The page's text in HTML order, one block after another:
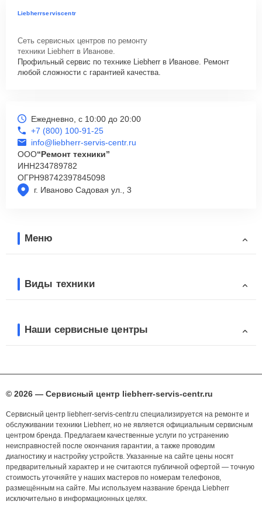
Liebherrserviscentr
Сеть сервисных центров по ремонту
техники Liebherr в Иванове.
Профильный сервис по технике Liebherr в Иванове. Ремонт
любой сложности с гарантией качества.
г. Иваново Садовая ул., 3
Ежедневно, с 10:00 до 20:00
+7 (800) 100-91-25
info@liebherr-servis-centr.ru
ООО“Ремонт техники”
ИНН234789782
ОГРН98742397845098
Меню
Виды техники
Наши сервисные центры
© 2026 — Сервисный центр liebherr-servis-centr.ru
Сервисный центр liebherr-servis-centr.ru специализируется на ремонте и
обслуживании техники Liebherr, но не является официальным сервисным
центром бренда. Предлагаем качественные услуги по устранению
неисправностей после окончания гарантии, а также проводим
диагностику и настройку устройств. Указанные на сайте цены носят
предварительный характер и не считаются публичной офертой — точную
стоимость уточняйте у наших мастеров по номерам телефонов,
размещённым на сайте. Мы используем название бренда Liebherr
исключительно в информационных целях.